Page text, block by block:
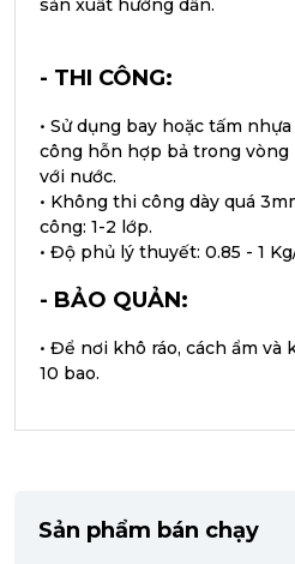
sản xuất hướng dẫn.
- THI CÔNG:
• Sử dụng bay hoặc tấm
công hỗn hợp bả trong
với nước.
• Không thi công dày quá
công: 1-2 lớp.
• Độ phủ lý thuyết: 0.85 - 1
- BẢO QUẢN:
• Để nơi khô ráo, cách ẩm và
10 bao.
Sản phẩm bán chạy